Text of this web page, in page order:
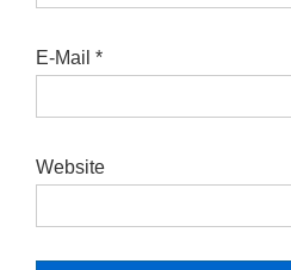
E-Mail *
Website